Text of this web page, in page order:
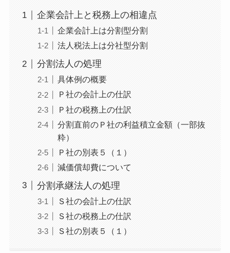
企業会計上と税務上の相違点
企業会計上は分割型分割
法人税法上は分社型分割
分割法人の処理
具体例の概要
Ｐ社の会計上の仕訳
Ｐ社の税務上の仕訳
分割直前のＰ社の利益積立金額（一部抜
粋）
Ｐ社の別表５（１）
減価償却費について
分割承継法人の処理
Ｓ社の会計上の仕訳
Ｓ社の税務上の仕訳
Ｓ社の別表５（１）